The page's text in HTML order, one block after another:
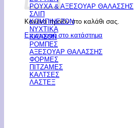
Κανένα προϊόν στο καλάθι σας.
Επιστροφή στο κατάστημα
ΡΟΥΧΑ & ΑΞΕΣΟΥΑΡ ΘΑΛΑΣΣΗΣ
ΣΛΙΠ
ΚΟΜΠΙΝΕΖΟΝ
ΝΥΧΤΙΚΑ
ΚΑΛΣΟΝ
ΡΟΜΠΕΣ
ΑΞΕΣΟΥΑΡ ΘΑΛΑΣΣΗΣ
ΦΟΡΜΕΣ
ΠΙΤΖΑΜΕΣ
ΚΑΛΤΣΕΣ
ΛΑΣΤΕΞ